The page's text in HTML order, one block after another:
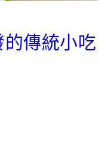
傳統小